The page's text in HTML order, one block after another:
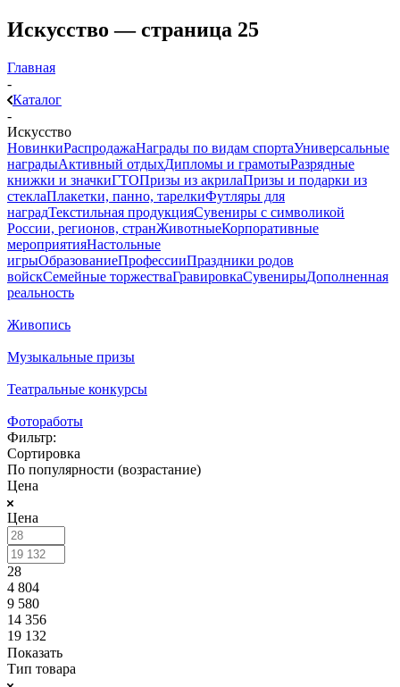
Искусство — страница 25
Главная
-
Каталог
-
Искусство
НовинкиРаспродажаНаграды по видам спортаУниверсальные
наградыАктивный отдыхДипломы и грамотыРазрядные
книжки и значкиГТОПризы из акрилаПризы и подарки из
стеклаПлакетки, панно, тарелкиФутляры для
наградТекстильная продукцияСувениры с символикой
России, регионов, странЖивотныеКорпоративные
мероприятияНастольные
игрыОбразованиеПрофессииПраздники родов
войскСемейные торжестваГравировкаСувенирыДополненная
реальность
Живопись
Музыкальные призы
Театральные конкурсы
Фотоработы
Фильтр:
Сортировка
По популярности (возрастание)
Цена
Цена
28
4 804
9 580
14 356
19 132
Показать
Тип товара